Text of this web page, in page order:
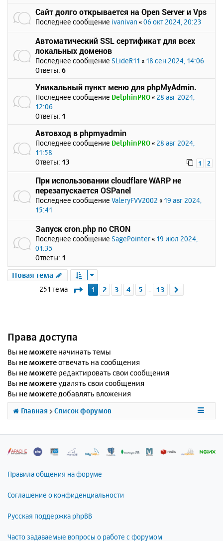
Сайт долго открывается на Open Server и Vps
Последнее сообщение ivanivan «06 окт 2024, 20:23
Автоматический SSL сертификат для всех
локальных доменов
Последнее сообщение SLideR11 « 18 сен 2024, 14:06
Ответы: 6
Уникальный пункт меню для phpMyAdmin.
Последнее сообщение DelphinPRO « 28 авг 2024,
12:06
Ответы: 1
Автовход в phpmyadmin
Последнее сообщение DelphinPRO « 28 авг 2024,
11:58
Ответы: 13 1 2
При использовании cloudflare WARP не
перезапускается OSPanel
Последнее сообщение ValeryFVV2002 « 19 авг 2024,
15:41
Запуск cron.php по CRON
Последнее сообщение SagePointer « 19 июл 2024,
01:35
Ответы: 1
Новая тема
251 тема Страница1 из 13
1 2 3 4 5 13
Права доступа
Вы не можете начинать темы
Вы не можетеотвечать на сообщения
Вы не можете редактировать свои сообщения
Вы не можетеудалять свои сообщения
Вы не можете добавлять вложения
Главная Список форумов
Правила общения на форуме
Соглашение о конфиденциальности
Русская поддержка phpBB
Часто задаваемые вопросы о работе с форумом